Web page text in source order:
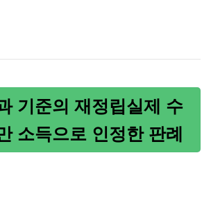
기준의 재정립실제 수
소득으로 인정한 판례